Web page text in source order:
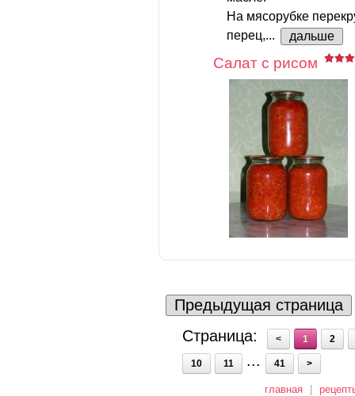
На мясорубке
перец,...
дальше
Салат с рисом
Предыдущая страница
Страница:
< 1 2
10 11 ... 41 >
главная